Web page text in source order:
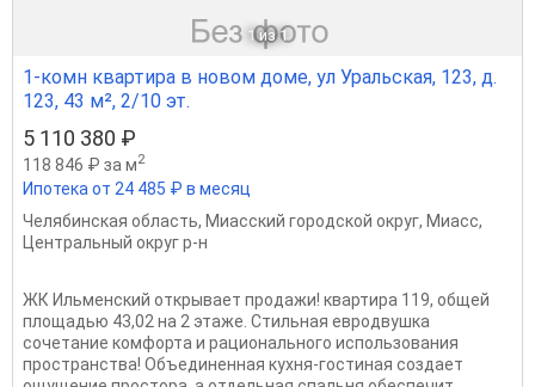
1 из 1
1-комн квартира в новом доме, ул Уральская, 123, д.
123, 43 м², 2/10 эт.
5 110 380 ₽
118 846 ₽ за м2
Ипотека от 24 485 ₽ в месяц
Челябинская область, Миасский городской округ, Миасс,
Центральный округ р-н
ЖК Ильменский открывает продажи! квартира 119, общей
площадью 43,02 на 2 этаже. Стильная евродвушка
сочетание комфорта и рационального использования
пространства! Объединенная кухня-гостиная создает